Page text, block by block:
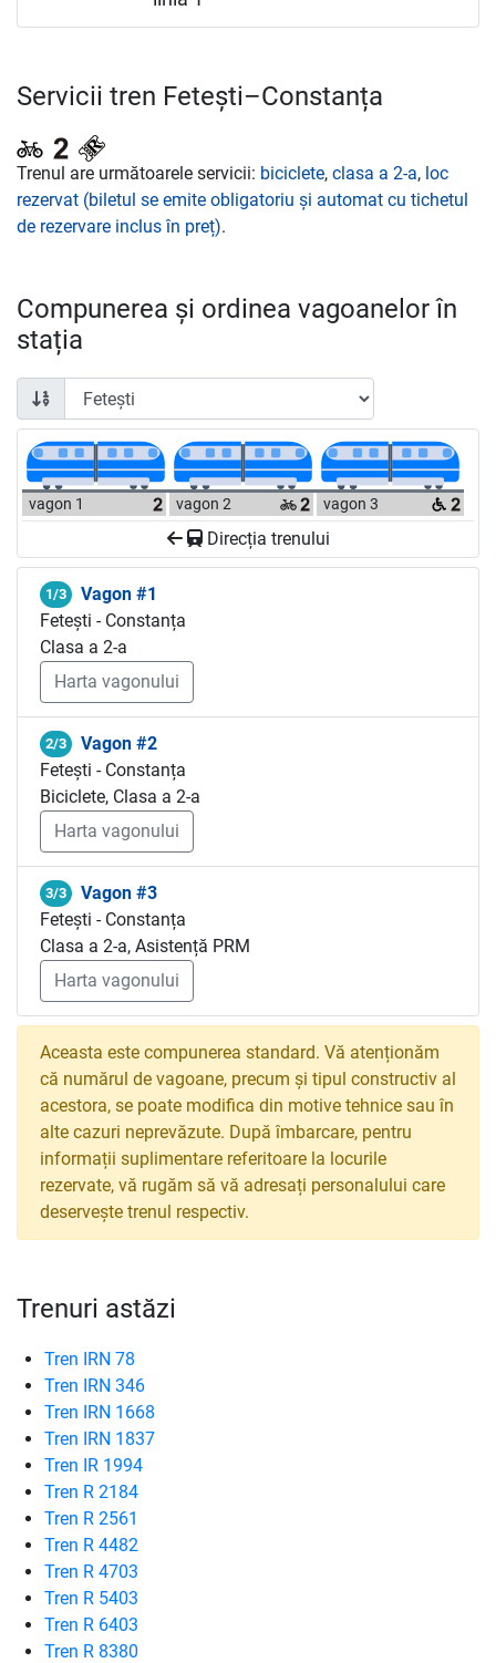
Servicii tren Fetești–Constanța
Trenul are următoarele servicii: biciclete, clasa a 2-a, loc
rezervat (biletul se emite obligatoriu și automat cu tichetul
de rezervare inclus în preț).
Compunerea și ordinea vagoanelor în
stația
vagon 1 vagon 2 vagon 3
Direcția trenului
1/3
Vagon #1
Fetești - Constanța
Clasa a 2-a
Harta vagonului
2/3
Vagon #2
Fetești - Constanța
Biciclete, Clasa a 2-a
Harta vagonului
3/3
Vagon #3
Fetești - Constanța
Clasa a 2-a, Asistență PRM
Harta vagonului
Aceasta este compunerea standard. Vă atenționăm
că numărul de vagoane, precum și tipul constructiv al
acestora, se poate modifica din motive tehnice sau în
alte cazuri neprevăzute. După îmbarcare, pentru
informații suplimentare referitoare la locurile
rezervate, vă rugăm să vă adresați personalului care
deservește trenul respectiv.
Trenuri astăzi
Tren IRN 78
Tren IRN 346
Tren IRN 1668
Tren IRN 1837
Tren IR 1994
Tren R 2184
Tren R 2561
Tren R 4482
Tren R 4703
Tren R 5403
Tren R 6403
Tren R 8380